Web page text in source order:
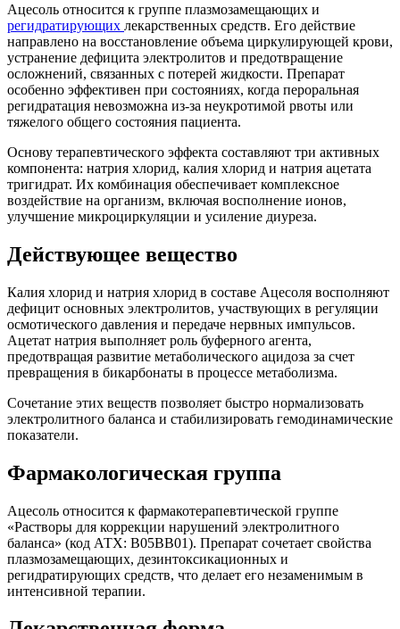
Ацесоль относится к группе плазмозамещающих и
регидратирующих лекарственных средств. Его действие
направлено на восстановление объема циркулирующей крови,
устранение дефицита электролитов и предотвращение
осложнений, связанных с потерей жидкости. Препарат
особенно эффективен при состояниях, когда пероральная
регидратация невозможна из-за неукротимой рвоты или
тяжелого общего состояния пациента.
Основу терапевтического эффекта составляют три активных
компонента: натрия хлорид, калия хлорид и натрия ацетата
тригидрат. Их комбинация обеспечивает комплексное
воздействие на организм, включая восполнение ионов,
улучшение микроциркуляции и усиление диуреза.
Действующее вещество
Калия хлорид и натрия хлорид в составе Ацесоля восполняют
дефицит основных электролитов, участвующих в регуляции
осмотического давления и передаче нервных импульсов.
Ацетат натрия выполняет роль буферного агента,
предотвращая развитие метаболического ацидоза за счет
превращения в бикарбонаты в процессе метаболизма.
Сочетание этих веществ позволяет быстро нормализовать
электролитного баланса и стабилизировать гемодинамические
показатели.
Фармакологическая группа
Ацесоль относится к фармакотерапевтической группе
«Растворы для коррекции нарушений электролитного
баланса» (код АТХ: B05BB01). Препарат сочетает свойства
плазмозамещающих, дезинтоксикационных и
регидратирующих средств, что делает его незаменимым в
интенсивной терапии.